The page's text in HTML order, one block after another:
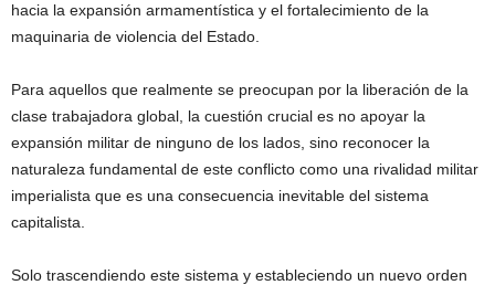
hacia la expansión armamentística y el fortalecimiento de la
maquinaria de violencia del Estado.
Para aquellos que realmente se preocupan por la liberación de la
clase trabajadora global, la cuestión crucial es no apoyar la
expansión militar de ninguno de los lados, sino reconocer la
naturaleza fundamental de este conflicto como una rivalidad militar
imperialista que es una consecuencia inevitable del sistema
capitalista.
Solo trascendiendo este sistema y estableciendo un nuevo orden